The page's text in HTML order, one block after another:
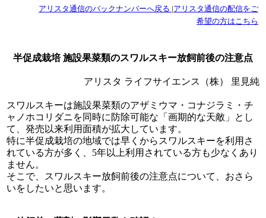
アリスタ通信のバックナンバーへ戻る |アリスタ通信の配信をご
希望の方はこちら
半促成栽培 施設果菜類のスワルスキー放飼前後の注意点
アリスタ ライフサイエンス（株） 里見純
スワルスキーは施設果菜類のアザミウマ・コナジラミ・チ
ャノホコリダニを同時に防除可能な「画期的な天敵」とし
て、発売以来利用面積が拡大しています。
特に半促成栽培の地域では早くからスワルスキーを利用さ
れている方が多く、5年以上利用されている方も少なくあり
ません。
そこで、スワルスキー放飼前後の注意点について、おさら
いをしたいと思います。